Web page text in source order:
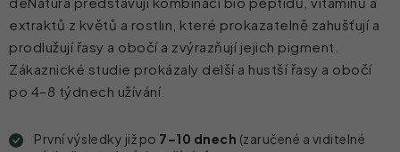
extraktů z květů a rostlin, které prokazatelně zahušťují a
prodlužují řasy a obočí a zvýrazňují jejich pigment.
Zákaznické studie prokázaly delší a hustší řasy a obočí
po 4–8 týdnech užívání.
První výsledky již po 7–10 dnech (zaručené a viditelné